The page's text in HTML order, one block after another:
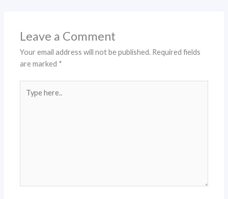
Leave a Comment
Your email address will not be published. Required fields
are marked *
here..